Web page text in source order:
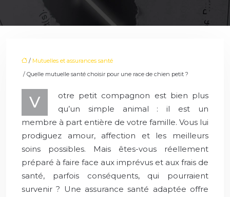
/ Mutuelles et assurances santé
/ Quelle mutuelle santé choisir pour une race de chien petit ?
V
otre petit compagnon est bien plus
qu’un simple animal : il est un
membre à part entière de votre famille. Vous lui
prodiguez amour, affection et les meilleurs
soins possibles. Mais êtes-vous réellement
préparé à faire face aux imprévus et aux frais de
santé, parfois conséquents, qui pourraient
survenir ? Une assurance santé adaptée offre